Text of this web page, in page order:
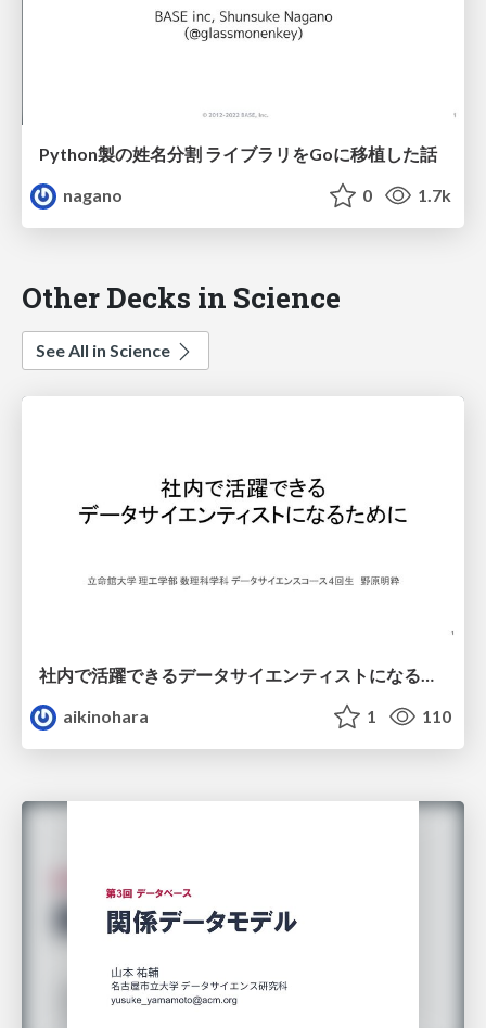
Python製の姓名分割 ライブラリをGoに移植した話
nagano
0 1.7k
Other Decks in Science
See All in Science
aikinohara
1 110